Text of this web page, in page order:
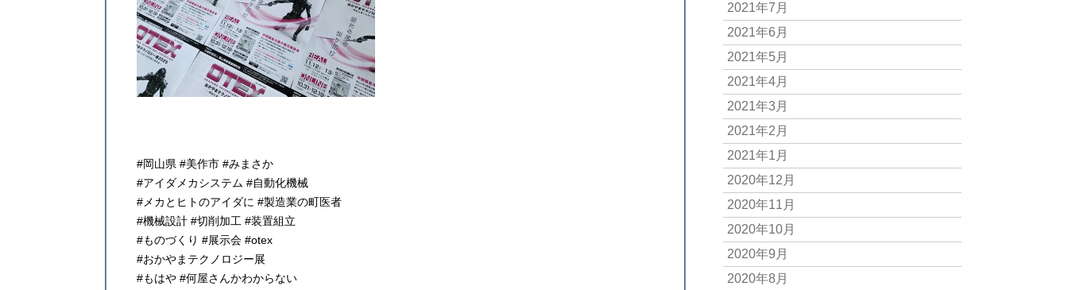
#岡山県 #美作市 #みまさか
#アイダメカシステム #自動化機械
#メカとヒトのアイダに #製造業の町医者
#機械設計 #切削加工 #装置組立
#ものづくり #展示会 #otex
#おかやまテクノロジー展
#もはや #何屋さんかわからない
2021年7月
2021年6月
2021年5月
2021年4月
2021年3月
2021年2月
2021年1月
2020年12月
2020年11月
2020年10月
2020年9月
2020年8月